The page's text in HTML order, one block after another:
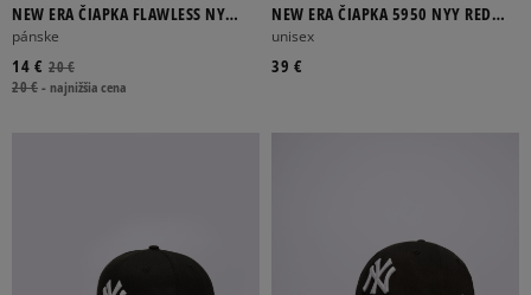
NEW ERA ČIAPKA FLAWLESS NY
YANKEES BLK
pánske
20 €
14 €
20 €-najnižšia cena
NEW ERA ČIAPKA 5950 NYY RED
MLB BASIC NY YANKEES
unisex
39 €